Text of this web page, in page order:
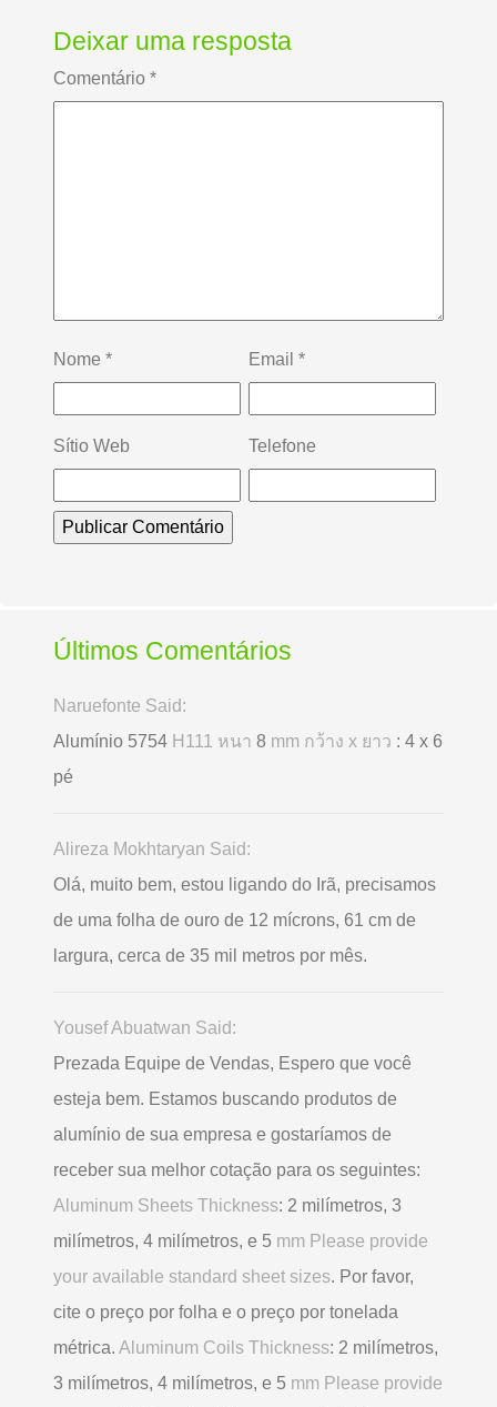
Deixar uma resposta
Comentário *
Nome * Email *
Sítio Web Telefone
Últimos Comentários
Naruefonte Said:
Alumínio 5754 H111 หนา 8 mm กว้าง x ยาว : 4 x 6
pé
Alireza Mokhtaryan Said:
Olá, muito bem, estou ligando do Irã, precisamos
de uma folha de ouro de 12 mícrons, 61 cm de
largura, cerca de 35 mil metros por mês.
Yousef Abuatwan Said:
Prezada Equipe de Vendas, Espero que você
esteja bem. Estamos buscando produtos de
alumínio de sua empresa e gostaríamos de
receber sua melhor cotação para os seguintes:
Aluminum Sheets Thickness: 2 milímetros, 3
milímetros, 4 milímetros, e 5 mm Please provide
your available standard sheet sizes. Por favor,
cite o preço por folha e o preço por tonelada
métrica. Aluminum Coils Thickness: 2 milímetros,
3 milímetros, 4 milímetros, e 5 mm Please provide